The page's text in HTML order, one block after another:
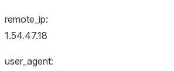
remote_ip:
1.54.47.18
user_agent: